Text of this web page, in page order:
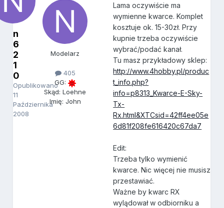
n
6
2
1
0
Opublikowano
11
Października
2008
Modelarz
405
GG:
Skąd: Loehne
Imię: John
Lama oczywiście ma
wymienne kwarce. Komplet
kosztuje ok. 15-30zł. Przy
kupnie trzeba oczywiście
wybrać/podać kanał.
Tu masz przykładowy sklep:
http://www.4hobby.pl/produc
t_info.php?
info=p8313_Kwarce-E-Sky-
Tx-
Rx.html&XTCsid=42ff4ee05e
6d81f208fe616420c67da7
Edit:
Trzeba tylko wymienić
kwarce. Nic więcej nie musisz
przestawiać.
Ważne by kwarc RX
wylądował w odbiorniku a